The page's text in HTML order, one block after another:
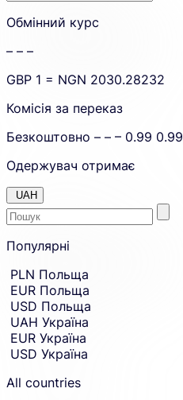
Обмінний курс
– – –
GBP 1 = NGN 2030.28232
Комісія за переказ
Безкоштовно – – – 0.99 0.99
Одержувач отримає
UAH
the
or
currency
you
want
to
receive
money
in.
to
amount
country
and
currency
selection
and
move
to
receiving
entry.
Популярні
PLN Польща
EUR Польща
USD Польща
UAH Україна
EUR Україна
USD Україна
All countries